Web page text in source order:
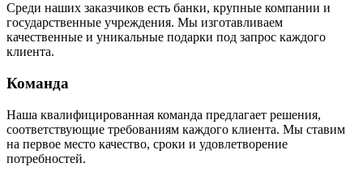
Среди наших заказчиков есть банки, крупные компании и
государственные учреждения. Мы изготавливаем
качественные и уникальные подарки под запрос каждого
клиента.
Команда
Наша квалифицированная команда предлагает решения,
соответствующие требованиям каждого клиента. Мы ставим
на первое место качество, сроки и удовлетворение
потребностей.